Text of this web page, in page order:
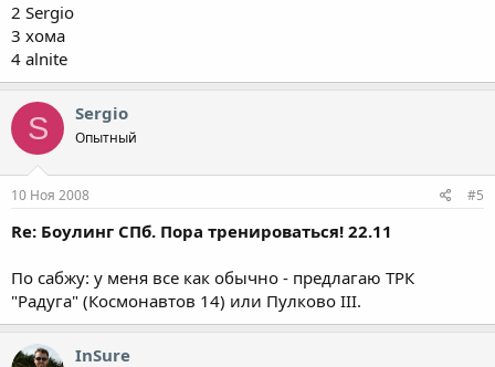
2 Sergio
3 хома
4 alnite
S Sergio
Опытный
10 Ноя 2008 #5
Re: Боулинг СПб. Пора тренироваться! 22.11
По сабжу: у меня все как обычно - предлагаю ТРК
"Радуга" (Космонавтов 14) или Пулково III.
InSure